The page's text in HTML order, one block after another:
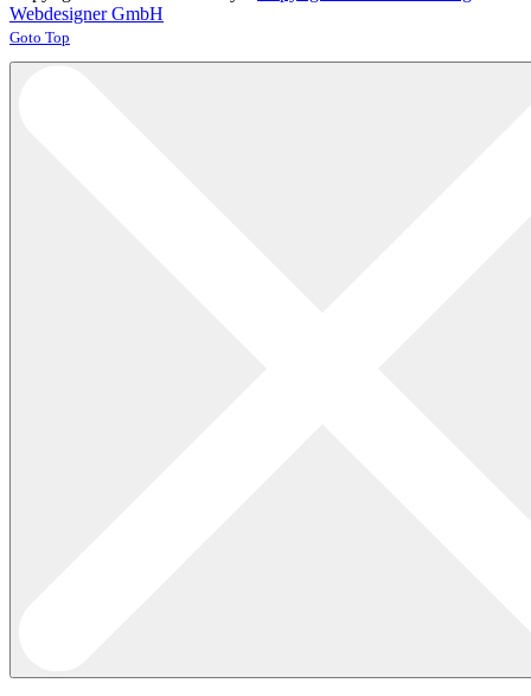
Webdesigner GmbH
Joomla! 3 Templates
Goto Top